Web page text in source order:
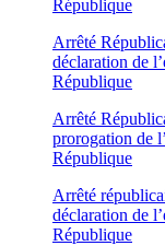
République
Arrêté
déclaration de
République
Arrêté
prorogation de
République
Arrêté
déclaration de
République